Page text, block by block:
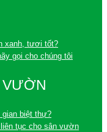
xanh, tươi tốt?
gọi cho chúng tôi
VƯỜN
gian biệt thự?
tục cho sân vườn